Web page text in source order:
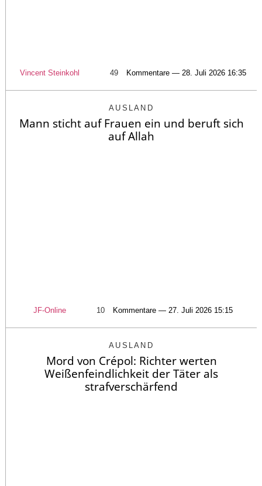
Vincent Steinkohl 49 Kommentare — 28. Juli 2026 16:35
AUSLAND
Mann sticht auf Frauen ein und beruft sich
auf Allah
JF-Online 10 Kommentare — 27. Juli 2026 15:15
AUSLAND
Mord von Crépol: Richter werten
Weißenfeindlichkeit der Täter als
strafverschärfend